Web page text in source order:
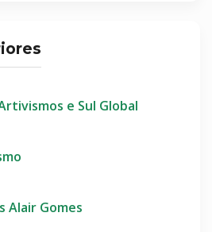
e Sul Global
Alair Gomes